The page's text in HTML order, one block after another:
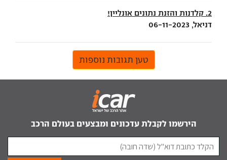
2. קלדנות והזנת נתונים אונליין!
דניאל, 06-11-2023
טען תגובות נוספות
הירשמו לקבלת עדכונים ומבצעים בעולם הרכב